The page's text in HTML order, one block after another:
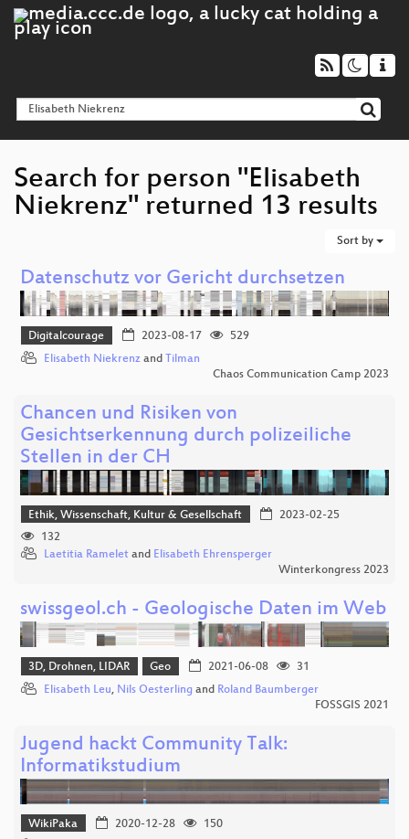
Search for person "Elisabeth
Niekrenz" returned 13 results
Sort by
Datenschutz vor Gericht durchsetzen
Digitalcourage 2023-08-17
529
Elisabeth Niekrenz and Tilman
Chaos Communication Camp 2023
Chancen und Risiken von
Gesichtserkennung durch polizeiliche
Stellen in der CH
Ethik, Wissenschaft, Kultur & Gesellschaft
2023-02-25
132
Laetitia Ramelet and Elisabeth Ehrensperger
Winterkongress 2023
swissgeol.ch - Geologische Daten im Web
3D, Drohnen, LIDAR Geo 2021-06-08
31
Elisabeth Leu, Nils Oesterling and Roland Baumberger
FOSSGIS 2021
Jugend hackt Community Talk:
Informatikstudium
WikiPaka 2020-12-28
150